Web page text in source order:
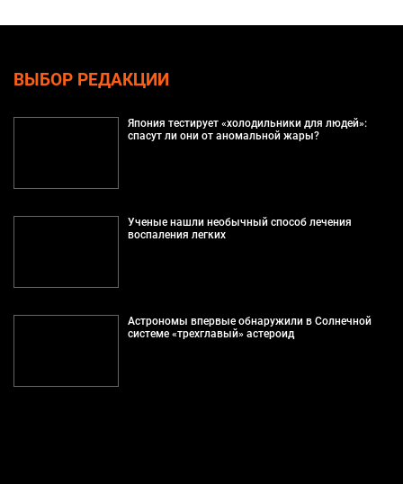
ВЫБОР РЕДАКЦИИ
Япония тестирует «холодильники для людей»:
спасут ли они от аномальной жары?
Ученые нашли необычный способ лечения
воспаления легких
Астрономы впервые обнаружили в Солнечной
системе «трехглавый» астероид